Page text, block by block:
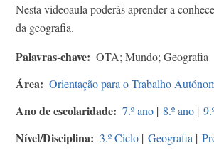
Nesta videoaula poderás aprender a
da geografia.
Palavras-chave OTA; Mundo; Geografia
Área Orientação para o Trabalho
Ano de escolaridade 7.º ano | 8.º ano |
Nível/Disciplina 3.º Ciclo | Geografia |